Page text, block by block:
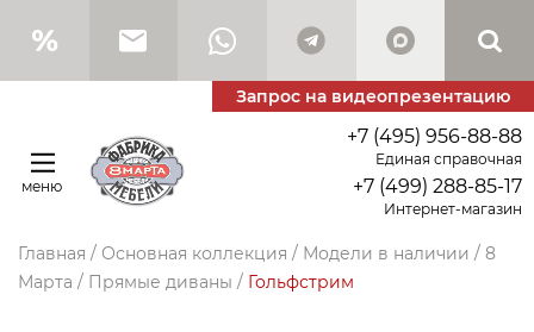
Запрос на видеопрезентацию
меню
+7 (495) 956-88-88
Единая справочная
+7 (499) 288-85-17
Интернет-магазин
Главная / Основная коллекция / Модели в наличии / 8
Марта / Прямые диваны / Гольфстрим